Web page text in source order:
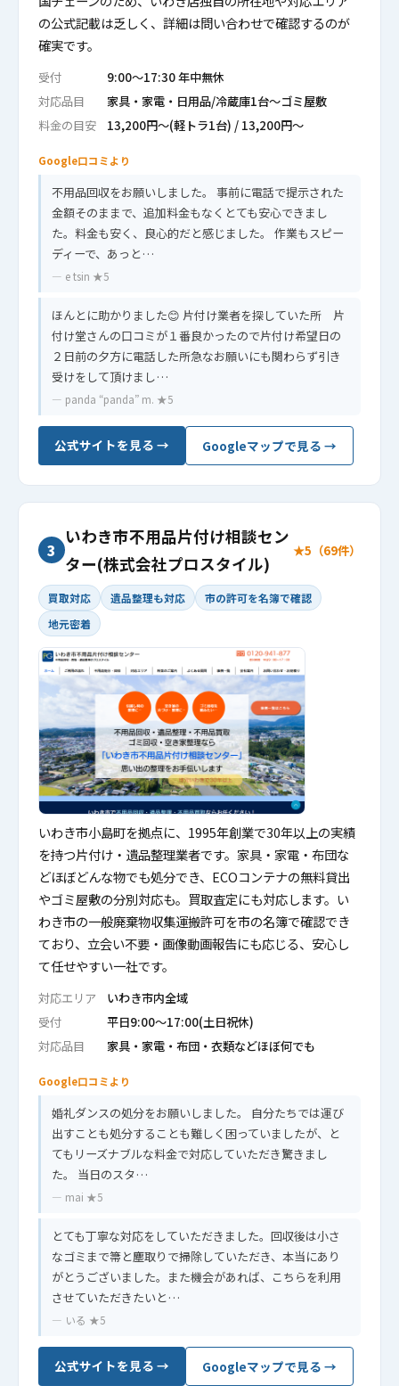
の公式記載は乏しく、詳細は問い合わせで確認するのが
確実です。
受付
9:00〜17:30 年中無休
対応品目
家具・家電・日用品/冷蔵庫1台〜ゴミ屋敷
料金の目安
13,200円〜(軽トラ1台) / 13,200円〜
Google口コミより
不用品回収をお願いしました。 事前に電話で提示された
金額そのままで、追加料金もなくとても安心できまし
た。料金も安く、良心的だと感じました。 作業もスピー
ディーで、あっと…
— e tsin ★5
ほんとに助かりました😊 片付け業者を探していた所 片
付け堂さんの口コミが１番良かったので片付け希望日の
２日前の夕方に電話した所急なお願いにも関わらず引き
受けをして頂けまし…
— panda “panda” m. ★5
公式サイトを見る → Googleマップで見る →
3
いわき市不用品片付け相談セン
ター(株式会社プロスタイル)
★5（69件）
買取対応 遺品整理も対応
市の許可を名簿で確認
地元密着
いわき市小島町を拠点に、1995年創業で30年以上の実績
を持つ片付け・遺品整理業者です。家具・家電・布団な
どほぼどんな物でも処分でき、ECOコンテナの無料貸出
やゴミ屋敷の分別対応も。買取査定にも対応します。い
わき市の一般廃棄物収集運搬許可を市の名簿で確認でき
ており、立会い不要・画像動画報告にも応じる、安心し
て任せやすい一社です。
対応エリア
いわき市内全域
受付
平日9:00〜17:00(土日祝休)
対応品目
家具・家電・布団・衣類などほぼ何でも
Google口コミより
婚礼ダンスの処分をお願いしました。 自分たちでは運び
出すことも処分することも難しく困っていましたが、と
てもリーズナブルな料金で対応していただき驚きまし
た。 当日のスタ…
— mai ★5
とても丁寧な対応をしていただきました。回収後は小さ
なゴミまで箒と塵取りで掃除していただき、本当にあり
がとうございました。また機会があれば、こちらを利用
させていただきたいと…
— いる ★5
公式サイトを見る → Googleマップで見る →